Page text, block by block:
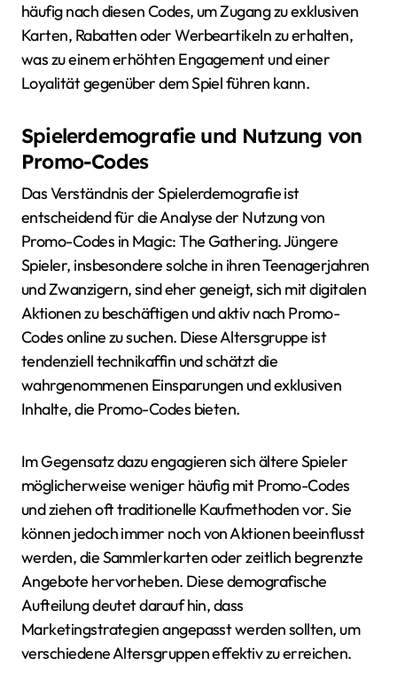
häufig nach diesen Codes, um Zugang zu exklusiven
Karten, Rabatten oder Werbeartikeln zu erhalten,
was zu einem erhöhten Engagement und einer
Loyalität gegenüber dem Spiel führen kann.
Spielerdemografie und Nutzung von
Promo-Codes
Das Verständnis der Spielerdemografie ist
entscheidend für die Analyse der Nutzung von
Promo-Codes in Magic: The Gathering. Jüngere
Spieler, insbesondere solche in ihren Teenagerjahren
und Zwanzigern, sind eher geneigt, sich mit digitalen
Aktionen zu beschäftigen und aktiv nach Promo-
Codes online zu suchen. Diese Altersgruppe ist
tendenziell technikaffin und schätzt die
wahrgenommenen Einsparungen und exklusiven
Inhalte, die Promo-Codes bieten.
Im Gegensatz dazu engagieren sich ältere Spieler
möglicherweise weniger häufig mit Promo-Codes
und ziehen oft traditionelle Kaufmethoden vor. Sie
können jedoch immer noch von Aktionen beeinflusst
werden, die Sammlerkarten oder zeitlich begrenzte
Angebote hervorheben. Diese demografische
Aufteilung deutet darauf hin, dass
Marketingstrategien angepasst werden sollten, um
verschiedene Altersgruppen effektiv zu erreichen.